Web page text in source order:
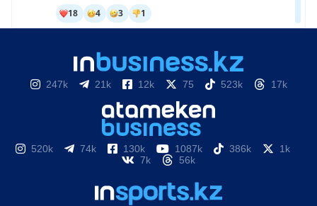
247k 21k 12k 75 523k 17k
520k 74k 130k 1087k 386k
1k
7k
56k